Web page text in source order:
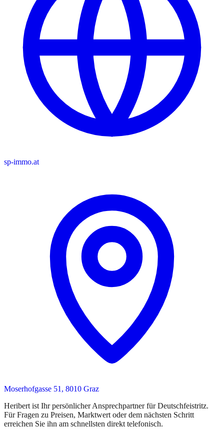
sp-immo.at
Moserhofgasse 51, 8010 Graz
Heribert ist Ihr persönlicher Ansprechpartnerfür Deutschfeistritz.
Für Fragen zu Preisen, Marktwert oder dem nächsten Schritt
erreichen Sie ihn am schnellsten direkt telefonisch.